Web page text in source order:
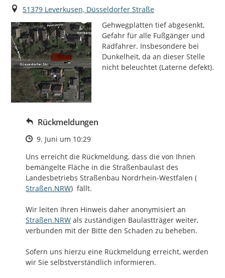
Ort
51379 Leverkusen, Düsseldorfer Straße
Gehwegplatten tief abgesenkt,
Gefahr für alle Fußgänger und
Radfahrer. Insbesondere bei
Dunkelheit, da an dieser Stelle
nicht beleuchtet (Laterne defekt).
Rückmeldungen
Zeitpunkt des Erstellens
9. Juni um 10:29
Uns erreicht die Rückmeldung, dass die von Ihnen
bemängelte Fläche in die Straßenbaulast des
Landesbetriebs Straßenbau Nordrhein-Westfalen (http://
Straßen.NRW)  fällt.
Wir leiten Ihren Hinweis daher anonymisiert an
Straßen.NRW als zuständigen Baulastträger weiter,
verbunden mit der Bitte den Schaden zu beheben.
Sofern uns hierzu eine Rückmeldung erreicht, werden
wir Sie selbstverständlich informieren.